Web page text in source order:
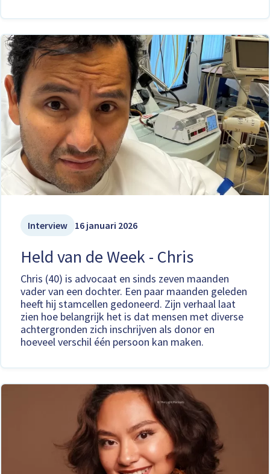
Interview 16 januari 2026
Held van de Week - Chris
Chris (40) is advocaat en sinds zeven maanden
vader van een dochter. Een paar maanden geleden
heeft hij stamcellen gedoneerd. Zijn verhaal laat
zien hoe belangrijk het is dat mensen met diverse
achtergronden zich inschrijven als donor en
hoeveel verschil één persoon kan maken.